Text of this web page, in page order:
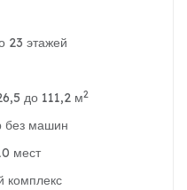
23 этажей
до 111,2 м2
без машин
мест
комплекс